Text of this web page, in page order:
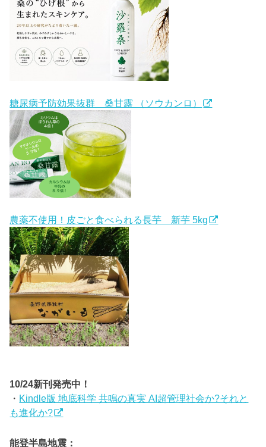
糖尿病予防効果抜群 桑甘露 （ソウカンロ）
農薬不使用！皮ごと食べられる長芋 新芋 5kg
10/24新刊発売中！
・ Kindle版 地底科学 共鳴の真実 AI超管理社会か?それと
も進化か?
能登半島地震：